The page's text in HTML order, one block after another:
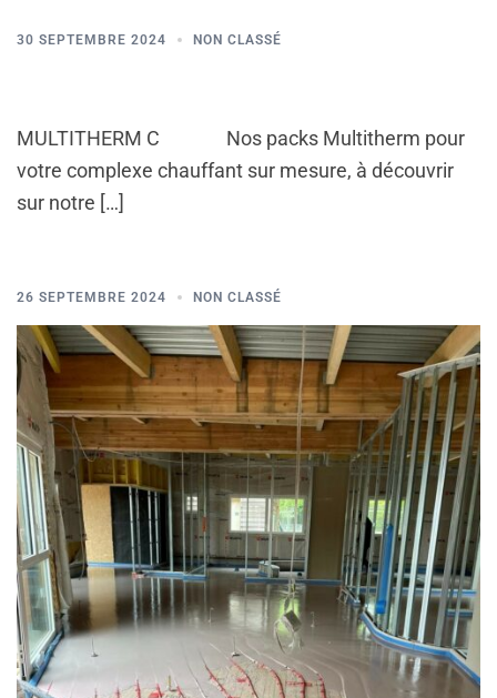
30 SEPTEMBRE 2024 NON CLASSÉ
MULTITHERM C Nos packs Multitherm pour
votre complexe chauffant sur mesure, à découvrir
sur notre […]
26 SEPTEMBRE 2024 NON CLASSÉ